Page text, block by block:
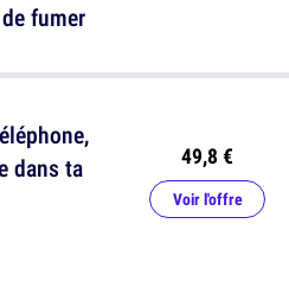
dans ta
49,8 €
Voir l'offre
fumer